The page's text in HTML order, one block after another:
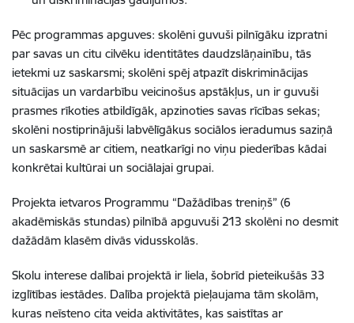
Pēc programmas apguves: skolēni guvuši pilnīgāku izpratni
par savas un citu cilvēku identitātes daudzslāņainību, tās
ietekmi uz saskarsmi; skolēni spēj atpazīt diskriminācijas
situācijas un vardarbību veicinošus apstākļus, un ir guvuši
prasmes rīkoties atbildīgāk, apzinoties savas rīcības sekas;
skolēni nostiprinājuši labvēlīgākus sociālos ieradumus saziņā
un saskarsmē ar citiem, neatkarīgi no viņu piederības kādai
konkrētai kultūrai un sociālajai grupai.
Projekta ietvaros Programmu “Dažādības treniņš” (6
akadēmiskās stundas) pilnībā apguvuši 213 skolēni no desmit
dažādām klasēm divās vidusskolās.
Skolu interese dalībai projektā ir liela, šobrīd pieteikušās 33
izglītības iestādes. Dalība projektā pieļaujama tām skolām,
kuras neīsteno cita veida aktivitātes, kas saistītas ar